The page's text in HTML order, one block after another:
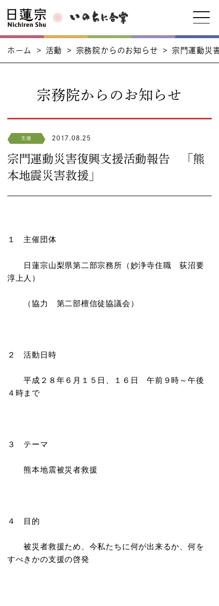
ホーム > 活動 > 宗務院からのお知らせ > 宗門運動災
宗務院からのお知らせ
支援 2017.08.25
宗門運動災害復興支援活動報告 「熊
本地震災害救援」
１ 主催団体
日蓮宗山梨県第二部宗務所（妙浄寺住職 荻沼要
淳上人）
（協力 第二部檀信徒協議会）
２ 活動日時
平成２８年６月１５日、１６日 午前９時～午後
４時まで
３ テーマ
熊本地震被災者救援
４ 目的
被災者救援ため、今私たちに何が出来るか、何を
すべきかの支援の啓発